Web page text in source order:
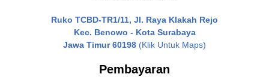
Ruko TCBD-TR1/11, Jl. Raya Klakah Rejo
Kec. Benowo - Kota Surabaya
Jawa Timur 60198 (Klik Untuk Maps)
Pembayaran